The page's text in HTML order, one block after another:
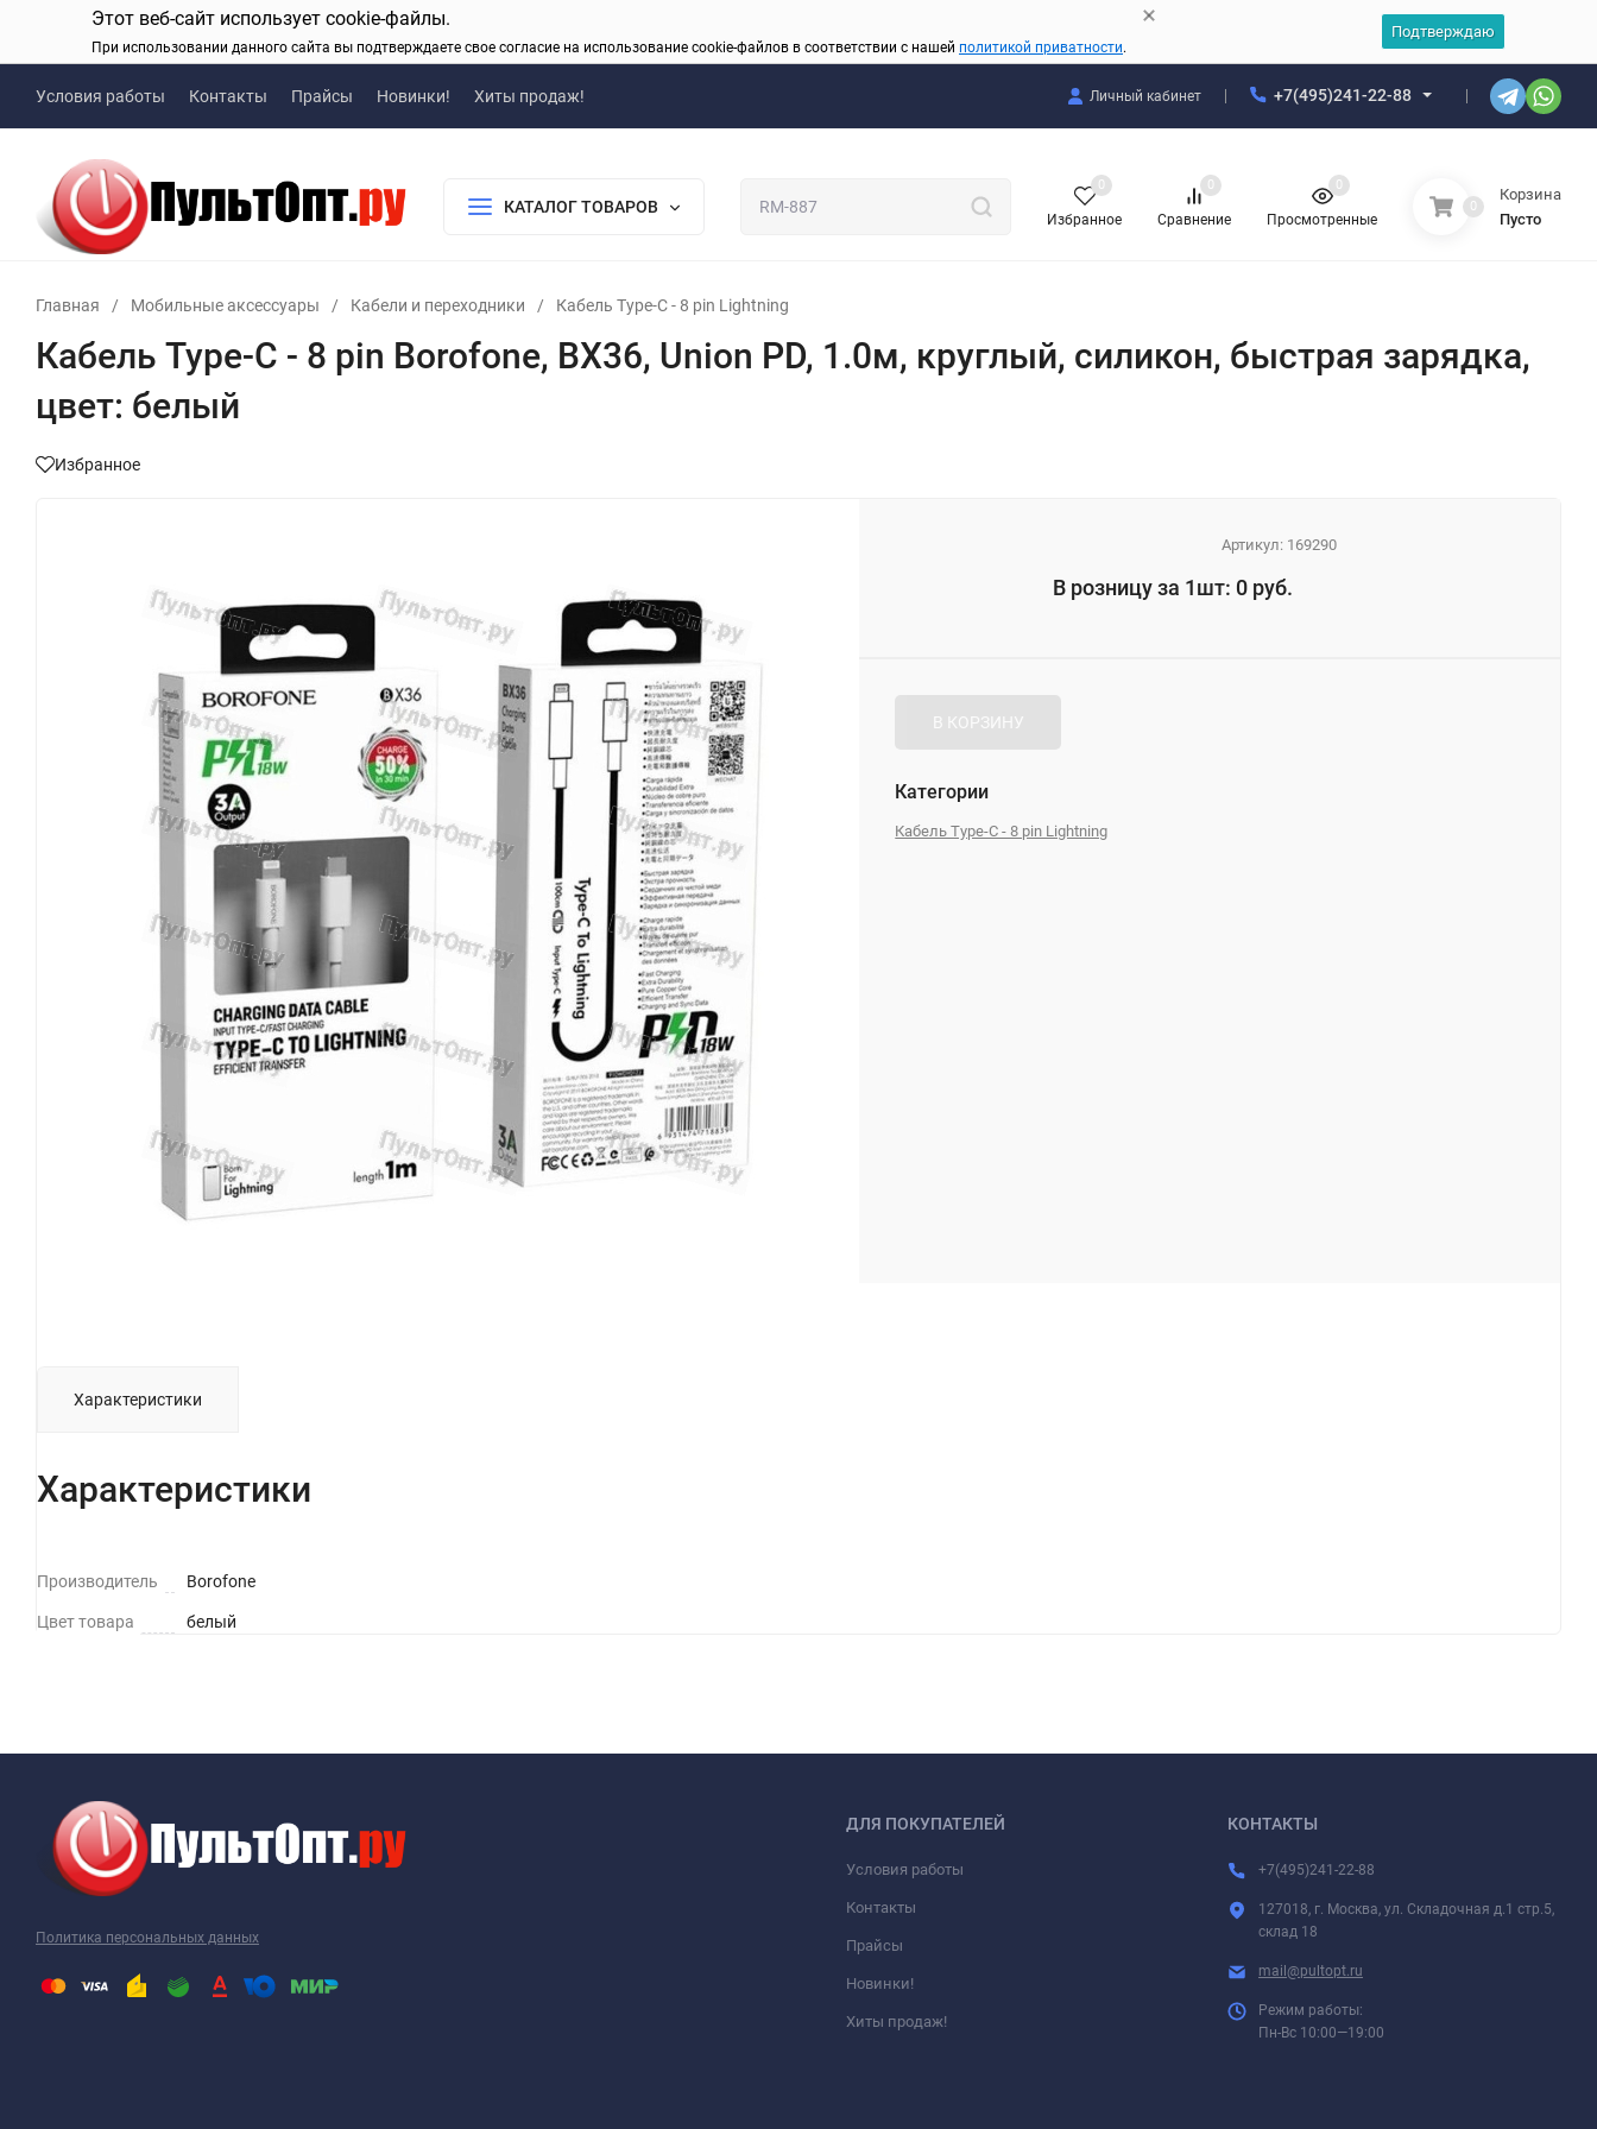
Этот веб-сайт использует cookie-файлы.
При использовании данного сайта вы подтверждаете свое согласие на использование cookie-файлов в соответствии с нашей политикой приватности.
Подтверждаю
Условия работы Контакты Прайсы Новинки! Хиты продаж! Личный кабинет +7(495)241-22-88
КАТАЛОГ ТОВАРОВ
Избранное
0
Сравнение
0
Просмотренные
0
0
Корзина
Пусто
Главная / Мобильные аксессуары / Кабели и переходники / Кабель Type-C - 8 pin Lightning
Кабель Type-C - 8 pin Borofone, BX36, Union PD, 1.0м, круглый, силикон, быстрая зарядка,
цвет: белый
Избранное
Артикул: 169290
В розницу за 1шт: 0 руб.
В КОРЗИНУ
Категории
Кабель Type-C - 8 pin Lightning
Характеристики
Характеристики
Производитель Borofone
Цвет товара белый
Политика персональных данных
ДЛЯ ПОКУПАТЕЛЕЙ
Условия работы
Контакты
Прайсы
Новинки!
Хиты продаж!
КОНТАКТЫ
+7(495)241-22-88
127018, г. Москва, ул. Складочная д.1 стр.5,
склад 18
mail@pultopt.ru
Режим работы:
Пн-Вс 10:00—19:00